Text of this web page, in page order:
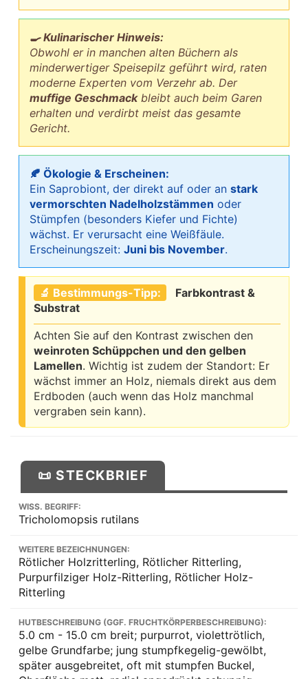
🍳 Kulinarischer Hinweis:
Obwohl er in manchen alten Büchern als
minderwertiger Speisepilz geführt wird, raten
moderne Experten vom Verzehr ab. Der
muffige Geschmackbleibt auch beim Garen
erhalten und verdirbt meist das gesamte
Gericht.
🍂 Ökologie & Erscheinen:
Ein Saprobiont, der direkt auf oder an stark
vermorschten Nadelholzstämmen oder
Stümpfen (besonders Kiefer und Fichte)
wächst. Er verursacht eine Weißfäule.
Erscheinungszeit: Juni bis November.
🔬 Bestimmungs-Tipp:
Farbkontrast &
Substrat
Achten Sie auf den Kontrast zwischen den
weinroten Schüppchen und den gelben
Lamellen. Wichtig ist zudem der Standort: Er
wächst immer an Holz, niemals direkt aus dem
Erdboden (auch wenn das Holz manchmal
vergraben sein kann).
📜 STECKBRIEF
WISS. BEGRIFF:
Tricholomopsis rutilans
WEITERE BEZEICHNUNGEN:
Rötlicher Holzritterling, Rötlicher Ritterling,
Purpurfilziger Holz-Ritterling, Rötlicher Holz-
Ritterling
HUTBESCHREIBUNG (GGF. FRUCHTKÖRPERBESCHREIBUNG):
5.0 cm - 15.0 cm breit; purpurrot, violettrötlich,
gelbe Grundfarbe; jung stumpfkegelig-gewölbt,
später ausgebreitet, oft mit stumpfen Buckel,